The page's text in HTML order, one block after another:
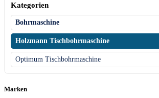
Kategorien
Bohrmaschine
Holzmann Tischbohrmaschine
Optimum Tischbohrmaschine
Marken